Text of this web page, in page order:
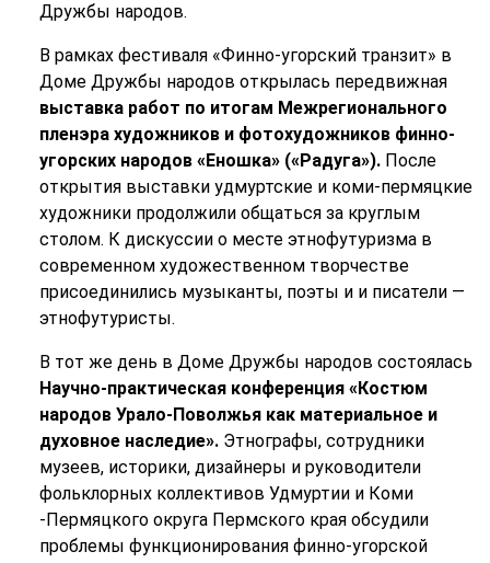
Дружбы народов.
В рамках фестиваля «Финно-угорский транзит» в
Доме Дружбы народов открылась передвижная
выставка работ по итогам Межрегионального
пленэра художников и фотохудожников финно-
угорских народов «Еношка» («Радуга»).После
открытия выставки удмуртские и коми-пермяцкие
художники продолжили общаться за круглым
столом. К дискуссии о месте этнофутуризма в
современном художественном творчестве
присоединились музыканты, поэты и и писатели —
этнофутуристы.
В тот же день в Доме Дружбы народов состоялась
Научно-практическая конференция «Костюм
народов Урало-Поволжья как материальное и
духовное наследие».Этнографы, сотрудники
музеев, историки, дизайнеры и руководители
фольклорных коллективов Удмуртии и Коми
-Пермяцкого округа Пермского края обсудили
проблемы функционирования финно-угорской